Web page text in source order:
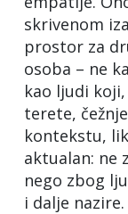
skrivenom
prostor za
osoba – ne
kao ljudi
terete,
kontekstu,
aktualan: ne
nego zbog
i dalje nazire.